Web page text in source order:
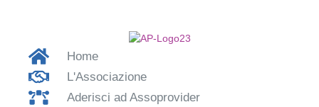
Home
L'Associazione
Aderisci ad Assoprovider